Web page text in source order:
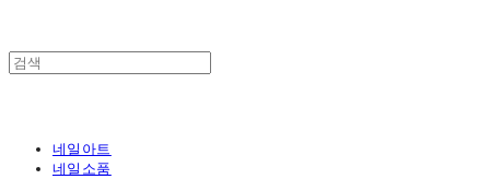
네일아트
네일소품